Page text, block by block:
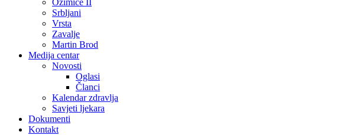
Ozimice II
Srbljani
Vrsta
Zavalje
Martin Brod
Medija centar
Novosti
Oglasi
Članci
Kalendar zdravlja
Savjeti ljekara
Dokumenti
Kontakt